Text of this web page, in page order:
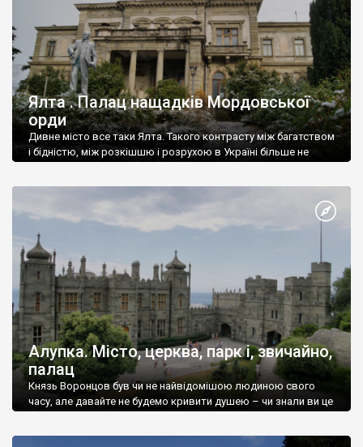
Ялта . Палац нащадків Мордовської
орди
Дивне місто все таки Ялта. Такого контрасту між багатством
і бідністю, між розкішшю і розрухою в Україні більше не
Алупка. Місто, церква, парк і, звичайно,
палац
Князь Воронцов був чи не найвідомішою людиною свого
часу, але давайте не будемо кривити душею – чи знали ви це